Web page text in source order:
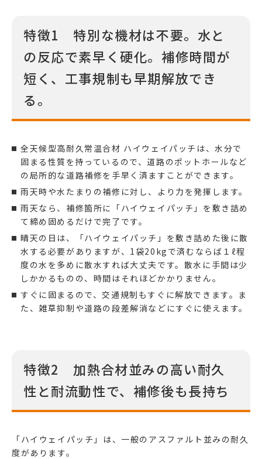
特徴1 特別な機材は不要。水と
の反応で素早く硬化。補修時間が
短く、工事規制も早期解放でき
る。
全天候型高耐久常温合材 ハイウェイパッチ は、水分で
固まる性質を持っているので、道路のポットホールなど
の局所的な道路補修を手早く済ますことができます。
雨天時や水たまりの補修に対し、より力を発揮します。
雨天なら、補修箇所に「ハイウェイパッチ」を敷き詰め
て締め固めるだけで完了です。
晴天の日は、「ハイウェイパッチ」を敷き詰めた後に散
水する必要がありますが、1袋20kgで済むならば１ℓ程
度の水を多めに散水すれば大丈夫です。散水に手間は少
しかかるものの、時間はそれほどかかりません。
すぐに固まるので、交通規制もすぐに解放できます。ま
た、雑草抑制や道路の段差解消などにすぐに使えます。
特徴2 加熱合材並みの高い耐久
性と耐流動性で、補修後も長持ち
「ハイウェイパッチ」は、一般のアスファルト並みの耐久
度があります。